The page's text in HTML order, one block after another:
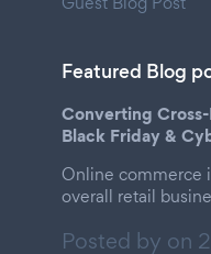
Featured Blog
Converting
Black Friday &
Online commerce
overall retail
Posted by on